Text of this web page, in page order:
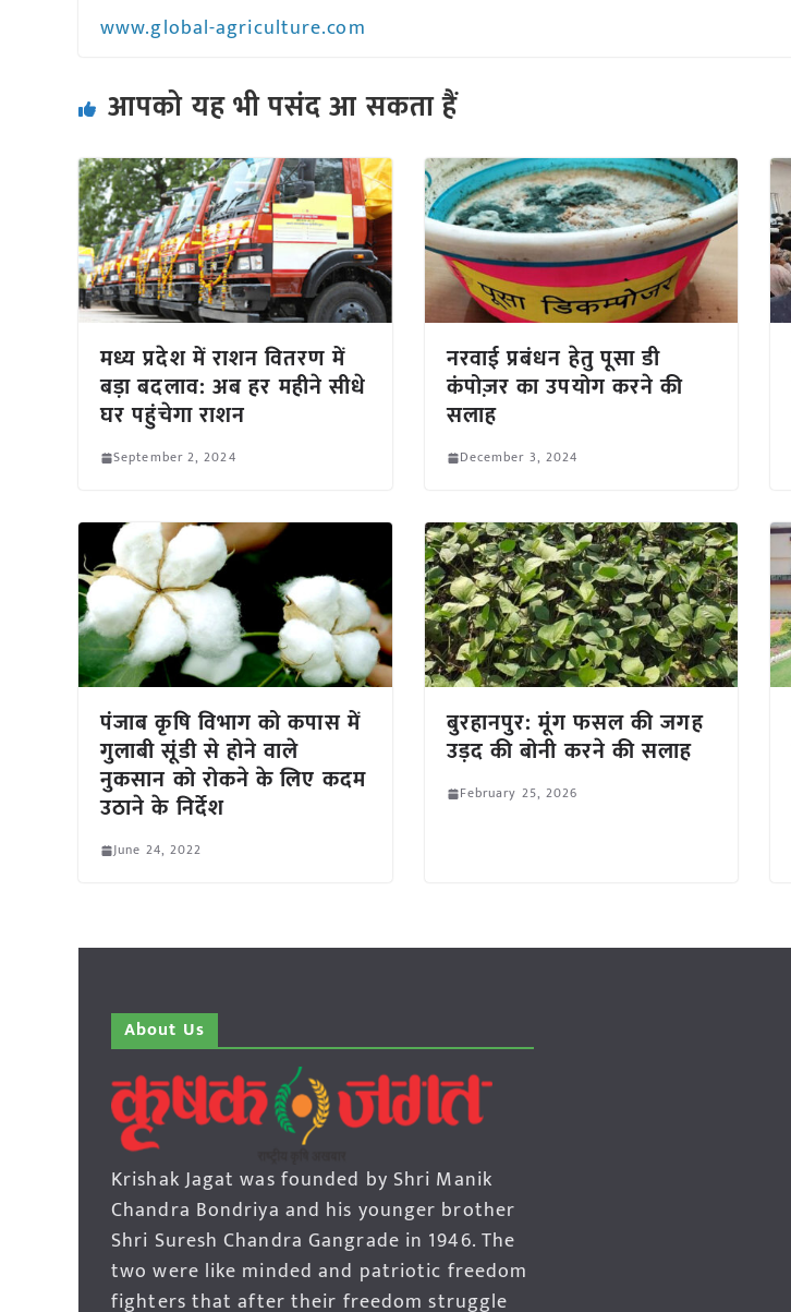
www.global-agriculture.com
आपको यह भी पसंद आ सकता हैं
मध्य प्रदेश में राशन वितरण में
बड़ा बदलाव: अब हर महीने सीधे
घर पहुंचेगा राशन
September 2, 2024
नरवाई प्रबंधन हेतु पूसा डी
कंपोज़र का उपयोग करने की
सलाह
December 3, 2024
पंजाब कृषि विभाग को कपास में
गुलाबी सूंडी से होने वाले
नुकसान को रोकने के लिए कदम
उठाने के निर्देश
June 24, 2022
बुरहानपुर: मूंग फसल की जगह
उड़द की बोनी करने की सलाह
February 25, 2026
About Us
Krishak Jagat was founded by Shri Manik
Chandra Bondriya and his younger brother
Shri Suresh Chandra Gangrade in 1946. The
two were like minded and patriotic freedom
fighters that after their freedom struggle